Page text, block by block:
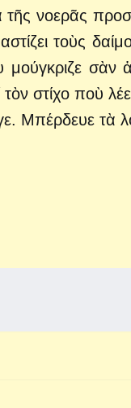
τῆς νοερᾶς
τοὺς
σὰν
στίχο ποὺ
Μπέρδευε τὰ